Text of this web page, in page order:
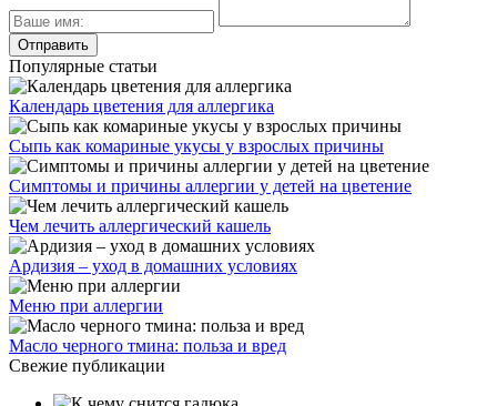
Популярные статьи
Календарь цветения для аллергика
Сыпь как комариные укусы у взрослых причины
Симптомы и причины аллергии у детей на цветение
Чем лечить аллергический кашель
Ардизия – уход в домашних условиях
Меню при аллергии
Масло черного тмина: польза и вред
Свежие публикации